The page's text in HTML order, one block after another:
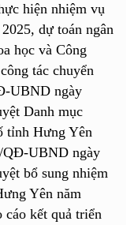
hiện nhiệm vụ
dự toán ngân
học và Công
tác chuyển
UBND ngày
Danh mục
tỉnh Hưng Yên
QĐ-UBND ngày
bổ sung nhiệm
Yên năm
kết quả triển